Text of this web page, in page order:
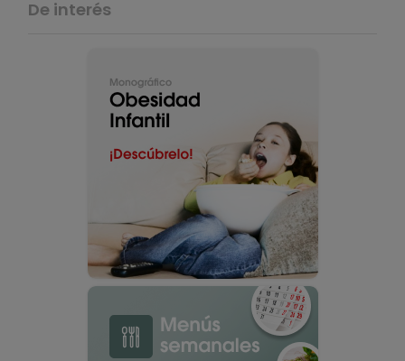
De interés